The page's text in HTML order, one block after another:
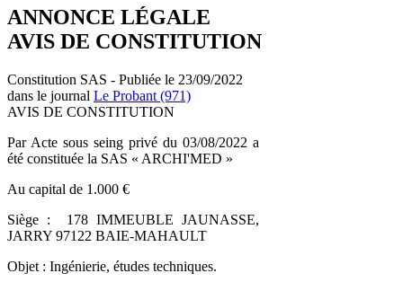
ANNONCE LÉGALE
AVIS DE CONSTITUTION
Constitution SAS - Publiée le 23/09/2022
dans le journal Le Probant (971)
AVIS DE CONSTITUTION
Par Acte sous seing privé du 03/08/2022 a
été constituée la SAS « ARCHI'MED »
Au capital de 1.000 €
Siège : 178 IMMEUBLE JAUNASSE,
JARRY 97122 BAIE-MAHAULT
Objet : Ingénierie, études techniques.